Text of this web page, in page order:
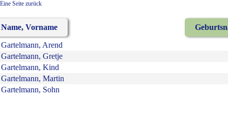
Eine Seite zurück
Name, Vorname
Gartelmann, Arend
Gartelmann, Gretje
Gartelmann, Kind
Gartelmann, Martin
Gartelmann, Sohn